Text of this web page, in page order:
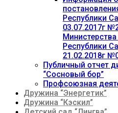
Республики
03.07.2017г
Республики
21.02.2018г
Публичный отчет
“Сосновый бор”
Профсоюзная
Дружина “Энергетик”
Дружина “Кэскил”